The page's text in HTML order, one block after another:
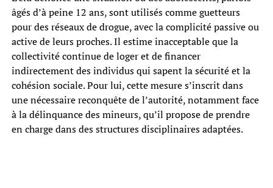
âgés d’à peine 12 ans, sont utilisés comme guetteurs
pour des réseaux de drogue, avec la complicité passive ou
active de leurs proches. Il estime inacceptable que la
collectivité continue de loger et de financer
indirectement des individus qui sapent la sécurité et la
cohésion sociale. Pour lui, cette mesure s’inscrit dans
une nécessaire reconquête de l’autorité, notamment face
à la délinquance des mineurs, qu’il propose de prendre
en charge dans des structures disciplinaires adaptées.